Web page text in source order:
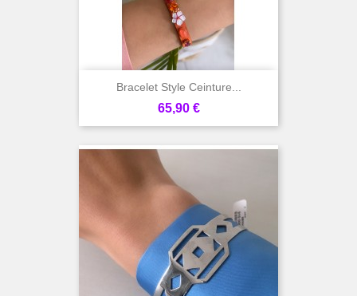
Bracelet Style Ceinture...
Prix
65,90 €